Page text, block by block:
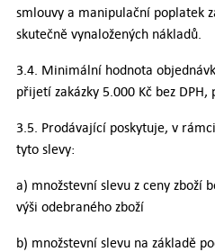
smlouvy a manipulační poplatek
skutečně vynaložených nákladů.
3.4. Minimální hodnota
přijetí zakázky 5.000 Kč bez
3.5. Prodávající poskytuje, v
tyto slevy:
a) množstevní slevu z ceny zboží
výši odebraného zboží
b) množstevní slevu na základě